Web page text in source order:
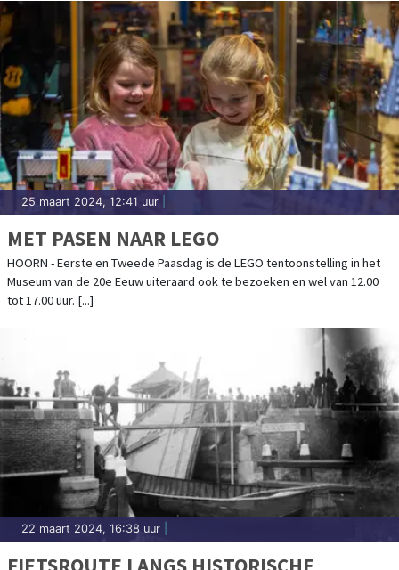
25 maart 2024, 12:41 uur
MET PASEN NAAR LEGO
HOORN - Eerste en Tweede Paasdag is de LEGO tentoonstelling in het
Museum van de 20e Eeuw uiteraard ook te bezoeken en wel van 12.00
tot 17.00 uur. [...]
22 maart 2024, 16:38 uur
FIETSROUTE LANGS HISTORISCHE